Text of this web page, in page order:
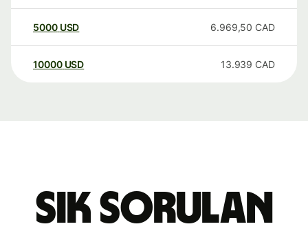
5000 USD 6.969,50 CAD
10000 USD 13.939 CAD
Sık sorulan